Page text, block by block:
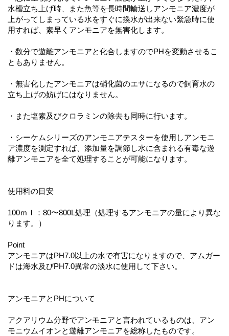
水槽立ち上げ時、また魚等を長時間輸送しアンモニア濃度が
上がってしまっている水をすぐに換水が出来ない緊急時に使
用すれば、素早くアンモニアを無害化します。
・数分で遊離アンモニアと化合しますのでPHを変動させるこ
ともありません。
・無害化したアンモニアは硝化菌のエサになるので飼育水の
立ち上げの妨げにはなりません。
・また塩素及びクロラミンの除去も同時に行います。
・シーケムシリーズのアンモニアテスターを使用しアンモニ
ア濃度を測定すれば、添加量を調節し水に含まれる有毒な遊
離アンモニアを全て処理することが可能になります。
使用料の目安
100ｍｌ：80〜800L処理（処理するアンモニアの量により異な
ります。）
Point
アンモニアはPH7.0以上の水で有害になりますので、アムガー
ドは海水及びPH7.0異常の淡水に使用して下さい。
アンモニアとPHについて
アクアリウム分野でアンモニアと言われているものは、アン
モニウムイオンと遊離アンモニアを総称したものです。